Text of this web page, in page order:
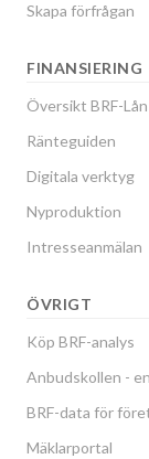
Skapa förfrågan
FINANSIERING
Översikt BRF-Lån
Ränteguiden
Digitala verktyg
Nyproduktion
Intresseanmälan
ÖVRIGT
Köp BRF-analys
Anbudskollen -
BRF-data för
Mäklarportal